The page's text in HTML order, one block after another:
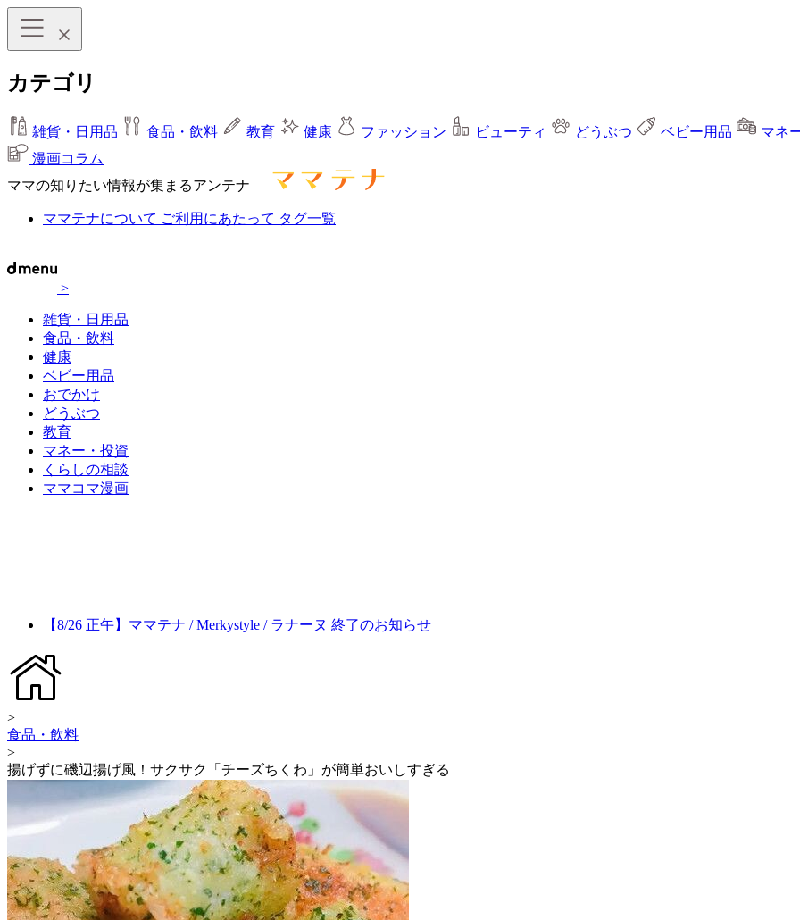
カテゴリ
雑貨・日用品 食品・飲料 教育 健康 ファッション ビューティ どうぶつ ベビー用品 マネ
漫画コラム
ママの知りたい情報が集まるアンテナ
ママテナについて ご利用にあたって タグ一覧
>
雑貨・日用品
食品・飲料
健康
ベビー用品
おでかけ
どうぶつ
教育
マネー・投資
くらしの相談
ママコマ漫画
【8/26 正午】ママテナ / Merkystyle / ラナーヌ 終了のお知らせ
>
食品・飲料
>
揚げずに磯辺揚げ風！サクサク「チーズちくわ」が簡単おいしすぎる